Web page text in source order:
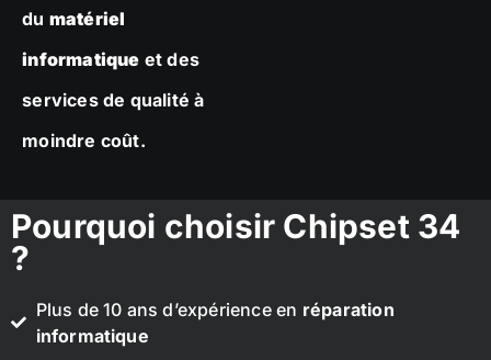
du matériel
informatique et des
services de qualité à
moindre coût.
Pourquoi choisir Chipset 34
?
Plus de 10 ans d’expérience en réparation
informatique